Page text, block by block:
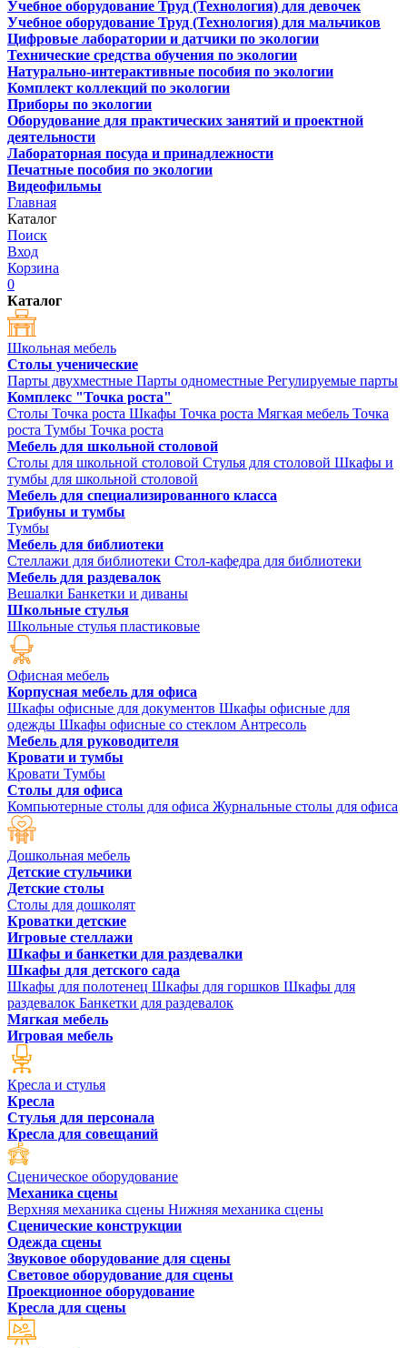
Учебное оборудование Труд (Технология) для девочек
Учебное оборудование Труд (Технология) для мальчиков
Цифровые лаборатории и датчики по экологии
Технические средства обучения по экологии
Натурально-интерактивные пособия по экологии
Комплект коллекций по экологии
Приборы по экологии
Оборудование для практических занятий и проектной
деятельности
Лабораторная посуда и принадлежности
Печатные пособия по экологии
Видеофильмы
Главная
Каталог
Поиск
Вход
Корзина
0
Каталог
Школьная мебель
Столы ученические
Парты двухместные Парты одноместные Регулируемые парты
Комплекс "Точка роста"
Столы Точка роста Шкафы Точка роста Мягкая мебель Точка
роста Тумбы Точка роста
Мебель для школьной столовой
Столы для школьной столовой Стулья для столовой Шкафы и
тумбы для школьной столовой
Мебель для специализированного класса
Трибуны и тумбы
Тумбы
Мебель для библиотеки
Стеллажи для библиотеки Стол-кафедра для библиотеки
Мебель для раздевалок
Вешалки Банкетки и диваны
Школьные стулья
Школьные стулья пластиковые
Офисная мебель
Корпусная мебель для офиса
Шкафы офисные для документов Шкафы офисные для
одежды Шкафы офисные со стеклом Антресоль
Мебель для руководителя
Кровати и тумбы
Кровати Тумбы
Столы для офиса
Компьютерные столы для офиса Журнальные столы для офиса
Дошкольная мебель
Детские стульчики
Детские столы
Столы для дошколят
Кроватки детские
Игровые стеллажи
Шкафы и банкетки для раздевалки
Шкафы для детского сада
Шкафы для полотенец Шкафы для горшков Шкафы для
раздевалок Банкетки для раздевалок
Мягкая мебель
Игровая мебель
Кресла и стулья
Кресла
Стулья для персонала
Кресла для совещаний
Сценическое оборудование
Механика сцены
Верхняя механика сцены Нижняя механика сцены
Сценические конструкции
Одежда сцены
Звуковое оборудование для сцены
Световое оборудование для сцены
Проекционное оборудование
Кресла для сцены